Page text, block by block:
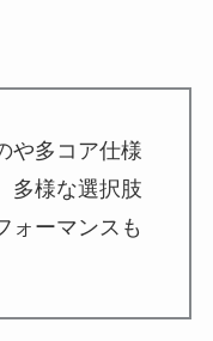
や多コア仕様
多様な選択肢
ォーマンスも